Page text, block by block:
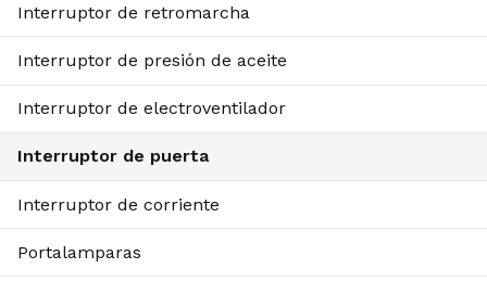
Interruptor de retromarcha
Interruptor de presión de aceite
Interruptor de electroventilador
Interruptor de puerta
Interruptor de corriente
Portalamparas